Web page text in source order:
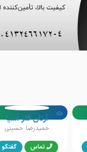
آرتان فلز آسیا
حمیدرضا حسینی
تماس گفتگو